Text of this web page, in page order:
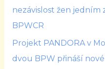
nezávislost žen
BPWCR
Projekt PANDORA v
dvou BPW přináší